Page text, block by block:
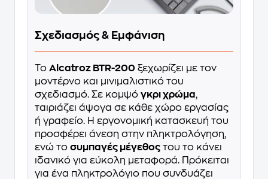
Σχεδιασμός & Εμφάνιση
Το Alcatroz BTR-200 ξεχωρίζει με τον
μοντέρνο και μινιμαλιστικό του
σχεδιασμό. Σε κομψό γκρι χρώμα,
ταιριάζει άψογα σε κάθε χώρο εργασίας
ή γραφείο. Η εργονομική κατασκευή του
προσφέρει άνεση στην πληκτρολόγηση,
ενώ το συμπαγές μέγεθος του το κάνει
ιδανικό για εύκολη μεταφορά. Πρόκειται
για ένα πληκτρολόγιο που συνδυάζει